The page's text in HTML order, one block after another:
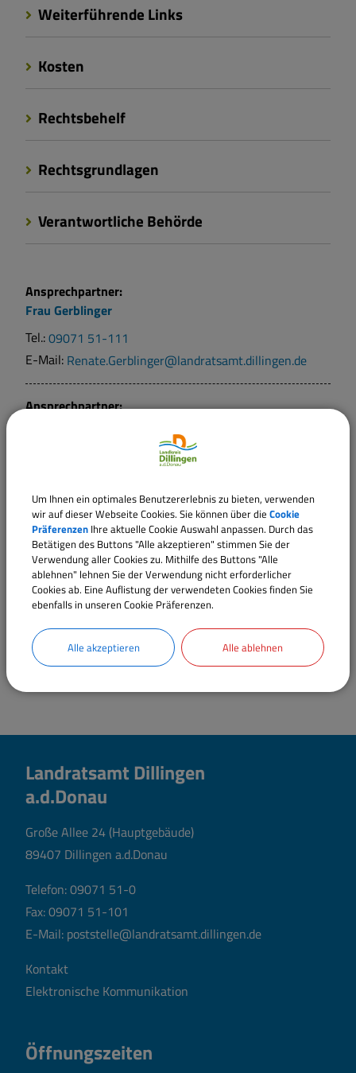
Weiterführende Links
Kosten
Rechtsbehelf
Rechtsgrundlagen
Verantwortliche Behörde
Ansprechpartner:
Frau Gerblinger
Tel.:09071 51-111
E-Mail: Renate.Gerblinger@landratsamt.dillingen.de
Ansprechpartner:
Sachgebiete
Team 321 - Führerscheinstelle
Landratsamt Dillingen
a.d.Donau
Große Allee 24 (Hauptgebäude)
89407 Dillingen a.d.Donau
Telefon:09071 51-0
Fax: 09071 51-101
E-Mail: poststelle@landratsamt.dillingen.de
Kontakt
Elektronische Kommunikation
Öffnungszeiten
Um Ihnen ein optimales Benutzererlebnis zu bieten, verwenden
wir auf dieser Webseite Cookies. Sie können über die Cookie
Präferenzen Ihre aktuelle Cookie Auswahl anpassen. Durch das
Betätigen des Buttons "Alle akzeptieren" stimmen Sie der
Verwendung aller Cookies zu. Mithilfe des Buttons "Alle
ablehnen" lehnen Sie der Verwendung nicht erforderlicher
Cookies ab. Eine Auflistung der verwendeten Cookies finden Sie
ebenfalls in unseren Cookie Präferenzen.
Alle akzeptieren Alle ablehnen